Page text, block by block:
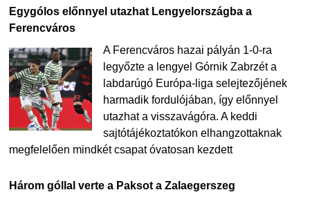
Egygólos előnnyel utazhat Lengyelországba a
Ferencváros
A Ferencváros hazai pályán 1-0-ra
legyőzte a lengyel Górnik Zabrzét a
labdarúgó Európa-liga selejtezőjének
harmadik fordulójában, így előnnyel
utazhat a visszavágóra. A keddi
sajtótájékoztatókon elhangzottaknak
megfelelően mindkét csapat óvatosan kezdett
Három góllal verte a Paksot a Zalaegerszeg